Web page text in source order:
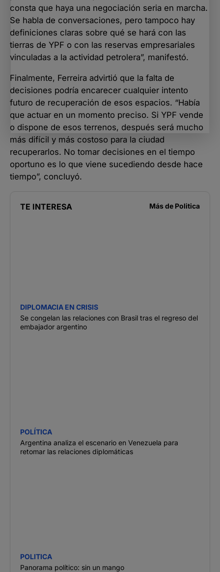
consta que haya una negociación seria en marcha.
Se habla de conversaciones, pero tampoco hay
definiciones claras sobre qué se hará con las
tierras de YPF o con las reservas empresariales
vinculadas a la actividad petrolera”, manifestó.
Finalmente, Ferreira advirtió que la falta de
decisiones podría encarecer cualquier intento
futuro de recuperación de esos espacios. “Había
que actuar en un momento preciso. Si YPF vende
o dispone de esos terrenos, después será mucho
más difícil y más costoso para la ciudad
recuperarlos. No tomar decisiones en el tiempo
oportuno es lo que viene sucediendo desde hace
tiempo”, concluyó.
TE INTERESA Más de Politica
DIPLOMACIA EN CRISIS
Se congelan las relaciones con Brasil tras el regreso del
embajador argentino
POLÍTICA
Argentina analiza el escenario en Venezuela para
retomar las relaciones diplomáticas
POLITICA
Panorama político: sin un mango